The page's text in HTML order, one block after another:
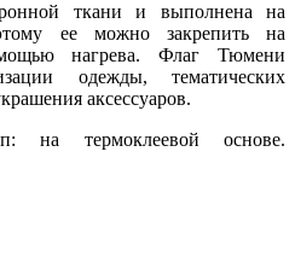
ткани и выполнена на
ее можно закрепить на
нагрева. Флаг Тюмени
одежды, тематических
аксессуаров.
на термоклеевой основе.